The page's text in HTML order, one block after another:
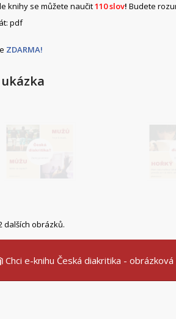
knihy se můžete naučit110 slov! Budete
pdf
ZDARMA!
dalších obrázků.
Chci e-knihu Česká diakritika - obrázková